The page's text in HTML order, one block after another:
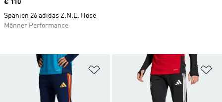
Zur Wunschliste hinzufügen
Price
€ 110
Spanien 26 adidas Z.N.E. Hose
Männer Performance